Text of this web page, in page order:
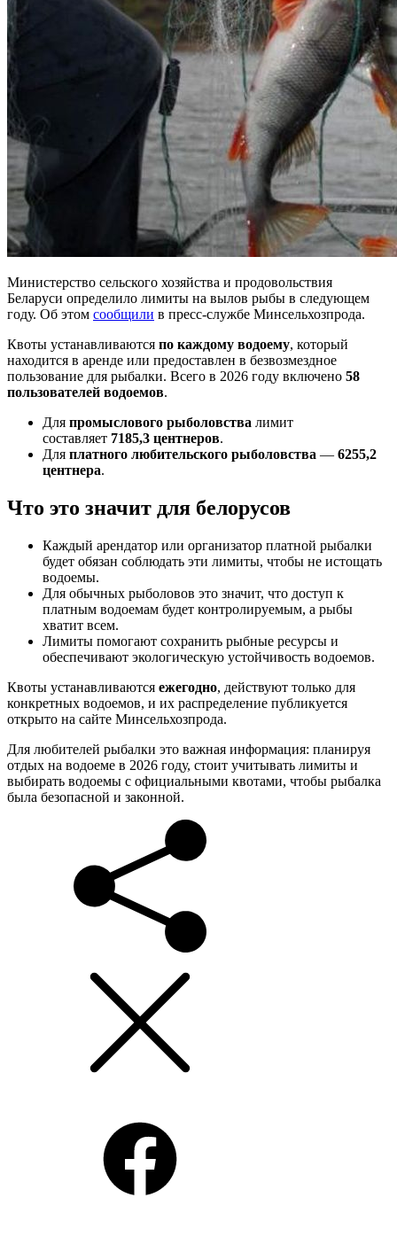
Министерство сельского хозяйства и продовольствия
Беларуси определило лимиты на вылов рыбы в следующем
году. Об этом сообщили в пресс-службе Минсельхозпрода.
Квоты устанавливаются по каждому водоему, который
находится в аренде или предоставлен в безвозмездное
пользование для рыбалки. Всего в 2026 году включено 58
пользователей водоемов.
Для промыслового рыболовства лимит
составляет 7185,3 центнеров.
Для платного любительского рыболовства — 6255,2
центнера.
Что это значит для белорусов
Каждый арендатор или организатор платной рыбалки
будет обязан соблюдать эти лимиты, чтобы не истощать
водоемы.
Для обычных рыболовов это значит, что доступ к
платным водоемам будет контролируемым, а рыбы
хватит всем.
Лимиты помогают сохранить рыбные ресурсы и
обеспечивают экологическую устойчивость водоемов.
Квоты устанавливаются ежегодно, действуют только для
конкретных водоемов, и их распределение публикуется
открыто на сайте Минсельхозпрода.
Для любителей рыбалки это важная информация: планируя
отдых на водоеме в 2026 году, стоит учитывать лимиты и
выбирать водоемы с официальными квотами, чтобы рыбалка
была безопасной и законной.